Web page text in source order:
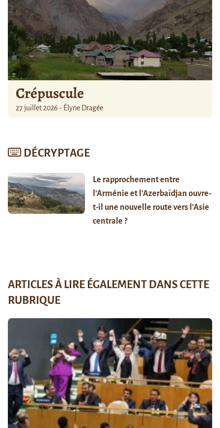
Crépuscule
27 juillet 2026 - Élyne Dragée
DÉCRYPTAGE
Le rapprochement entre
l’Arménie et l’Azerbaïdjan ouvre-
t-il une nouvelle route vers l’Asie
centrale ?
ARTICLES À LIRE ÉGALEMENT DANS CETTE
RUBRIQUE